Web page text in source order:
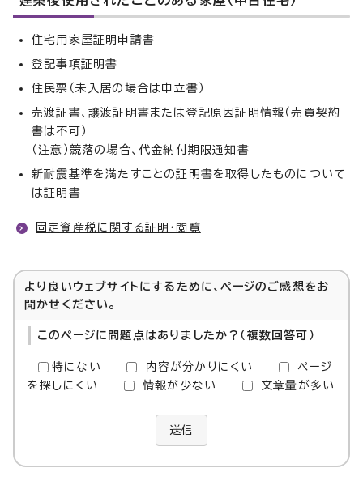
住宅用家屋証明申請書
登記事項証明書
住民票（未入居の場合は申立書）
売渡証書、譲渡証明書または登記原因証明情報（売買契約
書は不可）
（注意）競落の場合、代金納付期限通知書
新耐震基準を満たすことの証明書を取得したものについて
は証明書
固定資産税に関する証明・閲覧
より良いウェブサイトにするために、ページのご感想をお
聞かせください。
このページに問題点はありましたか？（複数回答可）
特にない 内容が分かりにくい
ページ
を探しにくい
情報が少ない 文章量が多い
送信